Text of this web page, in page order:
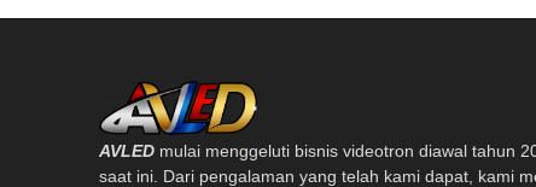
AVLED mulai menggeluti bisnis videotron diawal tahun
saat ini. Dari pengalaman yang telah kami dapat, kami